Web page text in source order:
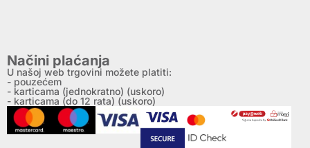
Načini plaćanja
U našoj web trgovini možete platiti:
- pouzećem
- karticama (jednokratno) (uskoro)
- karticama (do 12 rata) (uskoro)